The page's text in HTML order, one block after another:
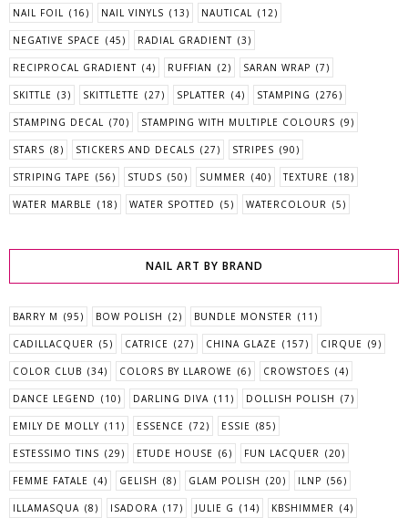
NAIL FOIL (16) NAIL VINYLS (13) NAUTICAL (12)
NEGATIVE SPACE (45) RADIAL GRADIENT (3)
RECIPROCAL GRADIENT (4) RUFFIAN (2) SARAN WRAP (7)
SKITTLE (3) SKITTLETTE (27) SPLATTER (4) STAMPING (276)
STAMPING DECAL (70) STAMPING WITH MULTIPLE COLOURS (9)
STARS (8) STICKERS AND DECALS (27) STRIPES (90)
STRIPING TAPE (56) STUDS (50) SUMMER (40) TEXTURE (18)
WATER MARBLE (18) WATER SPOTTED (5) WATERCOLOUR (5)
NAIL ART BY BRAND
BARRY M (95) BOW POLISH (2) BUNDLE MONSTER (11)
CADILLACQUER (5) CATRICE (27) CHINA GLAZE (157) CIRQUE (9)
COLOR CLUB (34) COLORS BY LLAROWE (6) CROWSTOES (4)
DANCE LEGEND (10) DARLING DIVA (11) DOLLISH POLISH (7)
EMILY DE MOLLY (11) ESSENCE (72) ESSIE (85)
ESTESSIMO TINS (29) ETUDE HOUSE (6) FUN LACQUER (20)
FEMME FATALE (4) GELISH (8) GLAM POLISH (20) ILNP (56)
ILLAMASQUA (8) ISADORA (17) JULIE G (14) KBSHIMMER (4)